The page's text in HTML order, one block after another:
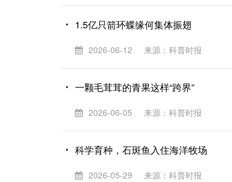
1.5亿只箭环蝶缘何集体振翅
2026-06-12 来源：科普时报
一颗毛茸茸的青果这样“跨界”
2026-06-05 来源：科普时报
科学育种，石斑鱼入住海洋牧场
2026-05-29 来源：科普时报